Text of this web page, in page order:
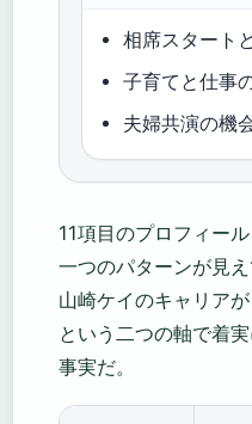
相席スタート
子育てと仕事
夫婦共演の機
11項目のプロフィール
一つのパターンが見え
山崎ケイのキャリア
という二つの軸で着
事実だ。